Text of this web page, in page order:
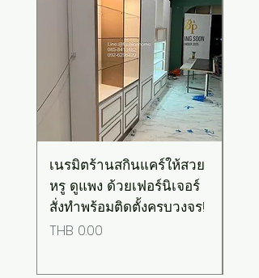
เนรมิตร้านสกินแคร์ให้สวย
หรู ดูแพง ด้วยเฟอร์นิเจอร์
สั่งทำพร้อมติดตั้งครบวงจร!
Price
THB 0.00